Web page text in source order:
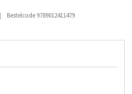
| Bestelcode 9789012411479